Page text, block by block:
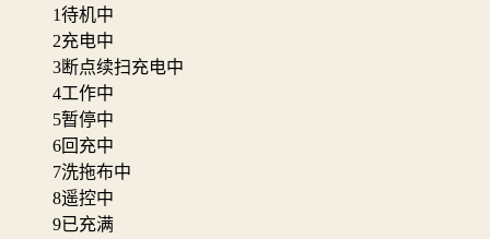
1待机中
2充电中
3断点续扫充电中
4工作中
5暂停中
6回充中
7洗拖布中
8遥控中
9已充满